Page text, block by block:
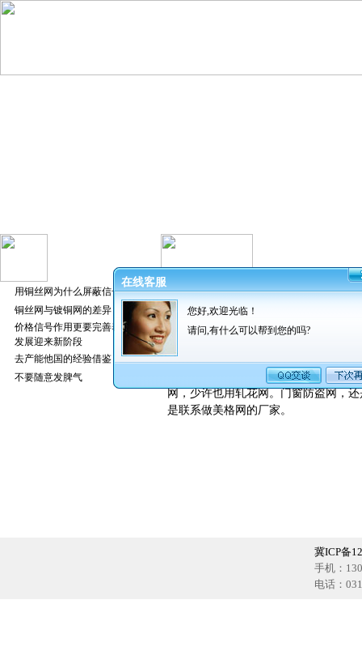
用铜丝网为什么屏蔽信号好
铜丝网与镀铜网的差异
价格信号作用更要完善养猪业
发展迎来新阶段
去产能他国的经验借鉴
不要随意发脾气
有些客户询问，用来门窗防盗的网子是
说，是有一些通性的，用这种产品也
网，少许也用轧花网。门窗防盗网，
是联系做美格网的厂家。
冀ICP备
手机：
电话：
在线客服
您好,欢迎光临！
请问,有什么可以帮到您的吗?